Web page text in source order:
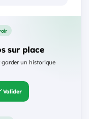
sur place
garder un historique
Valider